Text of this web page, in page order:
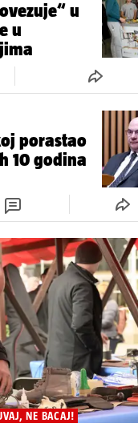
u
u
porastao
10 godina
NE BACAJ!